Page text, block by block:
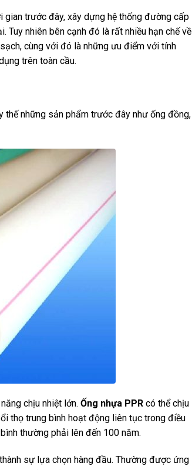
gian trước đây, xây dựng hệ thống đường cấp
nhiên bên cạnh đó là rất nhiều hạn chế về
cùng với đó là những ưu điểm với tính
trên toàn cầu.
thế những sản phẩm trước đây như ống đồng,
chịu nhiệt lớn. Ống nhựa PPR có thể chịu
thọ trung bình hoạt động liên tục trong điều
thường phải lên đến 100 năm.
sự lựa chọn hàng đầu. Thường được ứng